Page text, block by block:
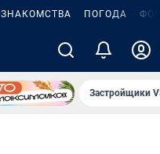
ЗНАКОМСТВА ПОГОДА
Застройщики